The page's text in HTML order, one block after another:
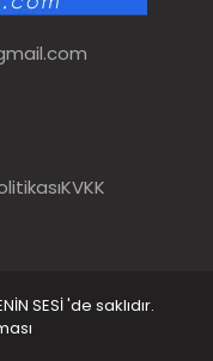
KVKK
SESİ 'de saklıdır.